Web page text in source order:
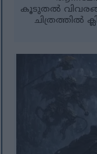
കൂടുതൽ
ചിത്രത്തിൽ